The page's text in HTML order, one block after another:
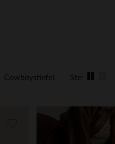
Cowboystiefel Stewardessen